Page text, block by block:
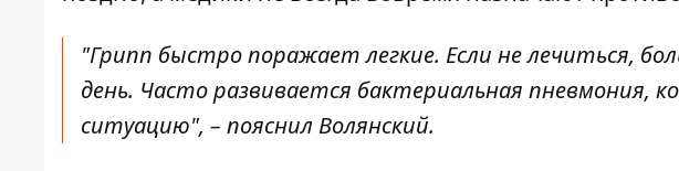
"Грипп быстро поражает легкие. Если не лечиться,
день. Часто развивается бактериальная пневмония,
ситуацию", – пояснил Волянский.